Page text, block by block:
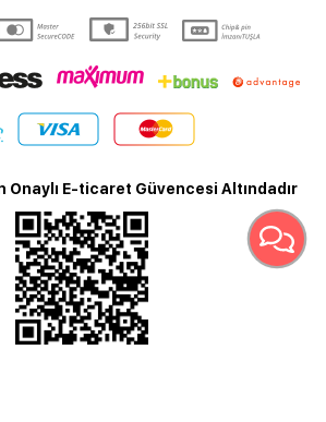
Onaylı E-ticaret Güvencesi Altındadır